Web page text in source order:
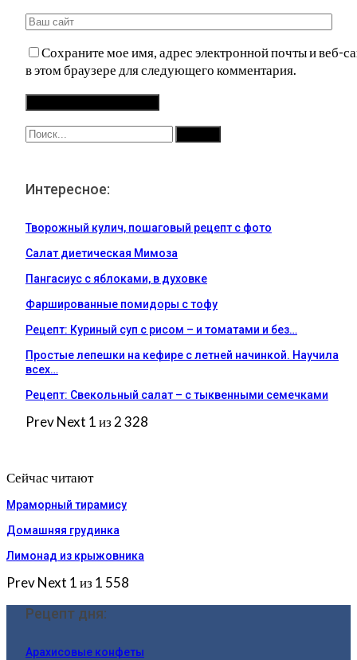
Сохраните мое имя, адрес электронной почты и веб-
в этом браузере для следующего комментария.
Интересное:
Творожный кулич, пошаговый рецепт с фото
Салат диетическая Мимоза
Пангасиус с яблоками, в духовке
Фаршированные помидоры с тофу
Рецепт: Куриный суп с рисом – и томатами и без…
Простые лепешки на кефире с летней начинкой. Научила
всех…
Рецепт: Свекольный салат – с тыквенными семечками
PrevNext 1 из 2 328
Сейчас читают
Мраморный тирамису
Домашняя грудинка
Лимонад из крыжовника
PrevNext 1 из 1 558
Рецепт дня:
Арахисовые конфеты